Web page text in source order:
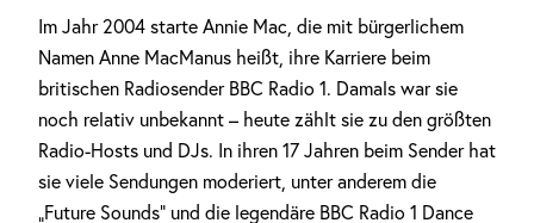
Im Jahr 2004 starte Annie Mac, die mit bürgerlichem
Namen Anne MacManus heißt, ihre Karriere beim
britischen Radiosender BBC Radio 1. Damals war sie
noch relativ unbekannt – heute zählt sie zu den größten
Radio-Hosts und DJs. In ihren 17 Jahren beim Sender hat
sie viele Sendungen moderiert, unter anderem die
„Future Sounds“ und die legendäre BBC Radio 1 Dance